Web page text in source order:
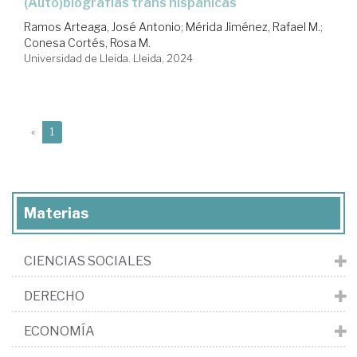
Ramos Arteaga, José Antonio; Mérida Jiménez, Rafael M.;
Conesa Cortés, Rosa M.
Universidad de Lleida. Lleida, 2024
« 1
Materias
CIENCIAS SOCIALES
DERECHO
ECONOMÍA